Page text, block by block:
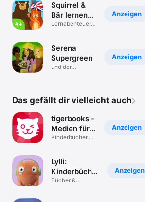
Anzeigen
Squirrel &
Bär lernen
Englisch
Lernabenteuer
Anzeigen
Serena
Supergreen
und der
Das gefällt dir vielleicht auch
Anzeigen
tigerbooks -
Medien für
Kinder
Kinderbücher,
Anzeigen
Lylli:
Kinderbücher
Hörbücher
Bücher &